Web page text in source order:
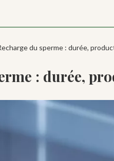
du sperme : durée,
: durée,